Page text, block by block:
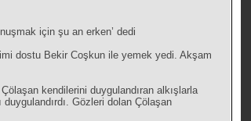
için şu an erken’ dedi
dostu Bekir Coşkun ile yemek yedi. Akşam
kendilerini duygulandıran alkışlarla
Gözleri dolan Çölaşan